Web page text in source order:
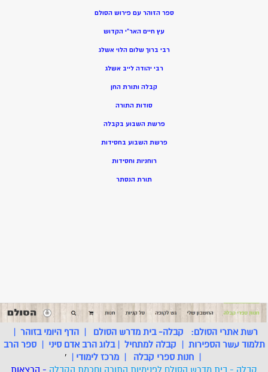
ספר הזוהר עם פירוש הסולם
עץ חיים האר”י הקדוש
רבי ברוך שלום הלוי אשלג
רבי יהודה לייב אשלג
קבלה ותורת החן
סודות התורה
פרשת השבוע בקבלה
פרשת השבוע בחסידות
רוחניות וחסידות
תורת הנסתר
רשת אתרי הסולם: קבלה- בית מדרש הסולם |הדף היומי בזוהר |
תלמוד עשר הספירות | קבלה למתחיל |בלוג הרב אדם סיני |ספר הרב
| חנות ספרי קבלה | מרכז לימודי |
'
קבלה - בית מדרש הסולם לפנימיות התורה וחכמת הקבלה - הרצאות